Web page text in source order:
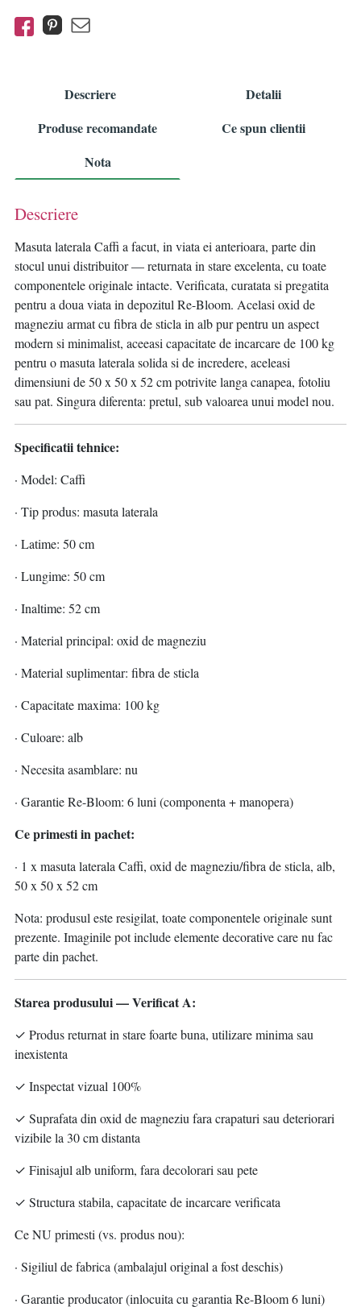
Descriere
Detalii
Produse recomandate
Ce spun clientii
Nota
Descriere
Masuta laterala Caffi a facut, in viata ei anterioara, parte din
stocul unui distribuitor — returnata in stare excelenta, cu toate
componentele originale intacte. Verificata, curatata si pregatita
pentru a doua viata in depozitul Re-Bloom. Acelasi oxid de
magneziu armat cu fibra de sticla in alb pur pentru un aspect
modern si minimalist, aceeasi capacitate de incarcare de 100 kg
pentru o masuta laterala solida si de incredere, aceleasi
dimensiuni de 50 x 50 x 52 cm potrivite langa canapea, fotoliu
sau pat. Singura diferenta: pretul, sub valoarea unui model nou.
Specificatii tehnice:
· Model: Caffi
· Tip produs: masuta laterala
· Latime: 50 cm
· Lungime: 50 cm
· Inaltime: 52 cm
· Material principal: oxid de magneziu
· Material suplimentar: fibra de sticla
· Capacitate maxima: 100 kg
· Culoare: alb
· Necesita asamblare: nu
· Garantie Re-Bloom: 6 luni (componenta + manopera)
Ce primesti in pachet:
· 1 x masuta laterala Caffi, oxid de magneziu/fibra de sticla, alb,
50 x 50 x 52 cm
Nota: produsul este resigilat, toate componentele originale sunt
prezente. Imaginile pot include elemente decorative care nu fac
parte din pachet.
Starea produsului — Verificat A:
✓ Produs returnat in stare foarte buna, utilizare minima sau
inexistenta
✓ Inspectat vizual 100%
✓ Suprafata din oxid de magneziu fara crapaturi sau deteriorari
vizibile la 30 cm distanta
✓ Finisajul alb uniform, fara decolorari sau pete
✓ Structura stabila, capacitate de incarcare verificata
Ce NU primesti (vs. produs nou):
· Sigiliul de fabrica (ambalajul original a fost deschis)
· Garantie producator (inlocuita cu garantia Re-Bloom 6 luni)